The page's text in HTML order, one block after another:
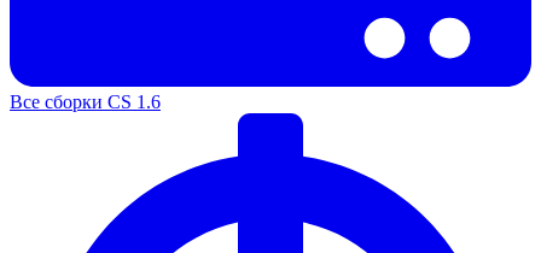
Все сборки CS 1.6